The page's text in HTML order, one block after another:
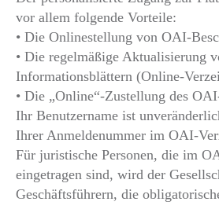
vor allem folgende Vorteile:
• Die Onlinestellung von OAI-
• Die regelmäßige Aktualisierung
Informationsblättern (Online-
• Die „Online“-Zustellung des
Ihr Benutzername ist
Ihrer Anmeldenummer im OAI-
Für juristische Personen, die im
eingetragen sind, wird der
Geschäftsführern, die